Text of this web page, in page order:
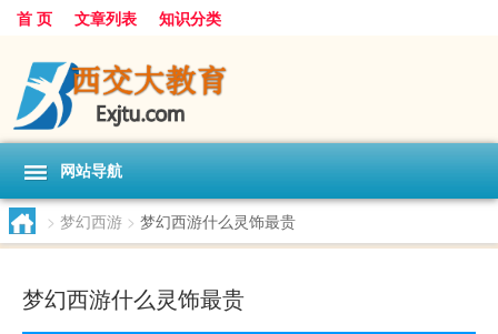
首 页 文章列表 知识分类
网站导航
> 梦幻西游 > 梦幻西游什么灵饰最贵
梦幻西游什么灵饰最贵